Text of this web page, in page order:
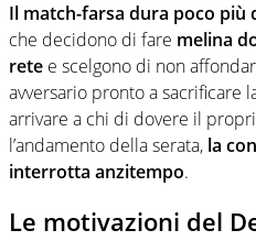
Il match-farsa dura poco più
che decidono di fare melina
rete e scelgono di non
avversario pronto a sacrificare
arrivare a chi di dovere il
l’andamento della serata, la
interrotta anzitempo.
Le motivazioni del